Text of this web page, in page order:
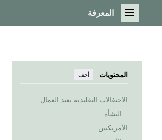
القائمة الرئيسية
المعرفة
المحتويات أخف
الاحتفالات التقليدية بعيد العمال
النشأة
الأمريكتين